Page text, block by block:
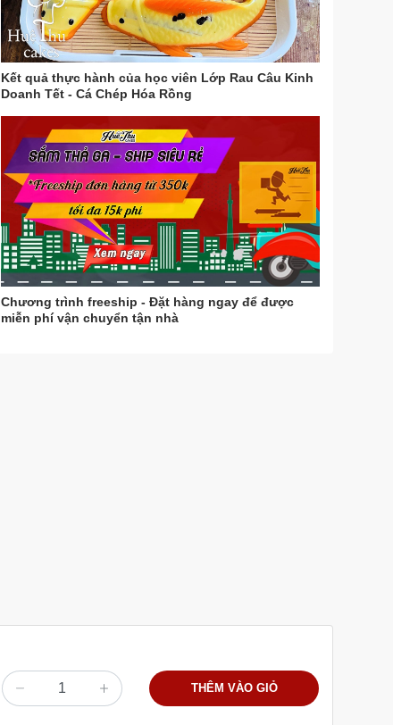
Kết quả thực hành của học viên Lớp Rau Câu Kinh
Doanh Tết - Cá Chép Hóa Rồng
Chương trình freeship - Đặt hàng ngay để được
miễn phí vận chuyển tận nhà
THÊM VÀO GIỎ